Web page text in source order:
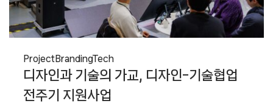
ProjectBrandingTech
디자인과 기술의 가교, 디자인-기술협업
전주기 지원사업